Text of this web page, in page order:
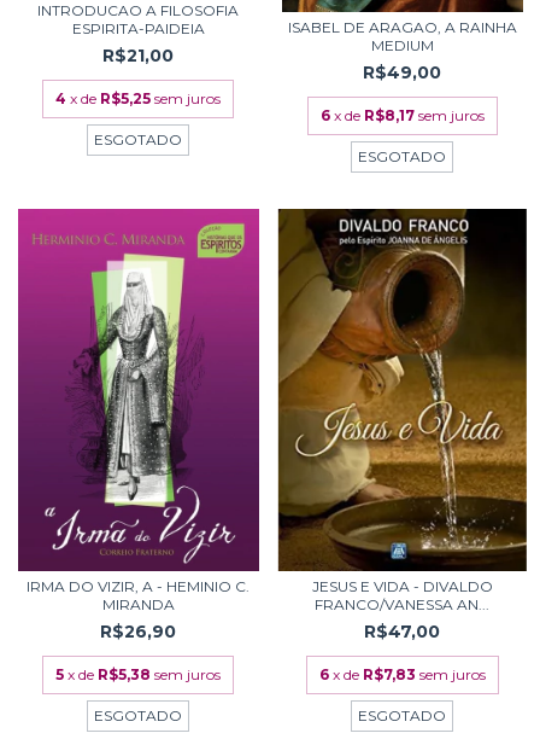
INTRODUCAO A FILOSOFIA
ESPIRITA-PAIDEIA
R$21,00
4 x de R$5,25 sem juros
ESGOTADO
ISABEL DE ARAGAO, A RAINHA
MEDIUM
R$49,00
6 x de R$8,17 sem juros
ESGOTADO
IRMA DO VIZIR, A - HEMINIO C.
MIRANDA
R$26,90
5 x de R$5,38 sem juros
ESGOTADO
JESUS E VIDA - DIVALDO
FRANCO/VANESSA AN...
R$47,00
6 x de R$7,83 sem juros
ESGOTADO